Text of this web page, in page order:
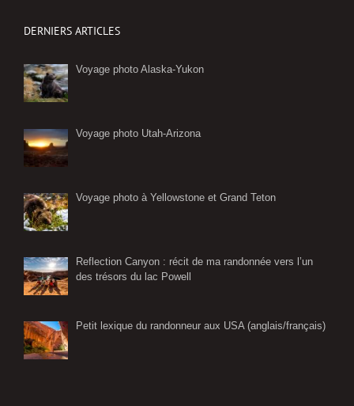
DERNIERS ARTICLES
Voyage photo Alaska-Yukon
Voyage photo Utah-Arizona
Voyage photo à Yellowstone et Grand Teton
Reflection Canyon : récit de ma randonnée vers l’un
des trésors du lac Powell
Petit lexique du randonneur aux USA (anglais/français)